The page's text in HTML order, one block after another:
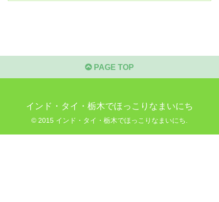
PAGE TOP
インド・タイ・栃木でほっこりなまいにち
© 2015 インド・タイ・栃木でほっこりなまいにち.